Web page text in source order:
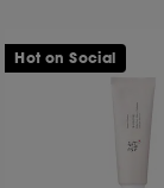
Hot on Social